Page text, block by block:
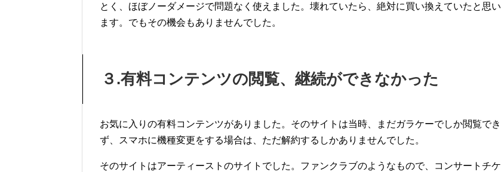
とく、ほぼノーダメージで問題なく使えました。壊れていたら、絶対に買い換えていたと思い
ます。でもその機会もありませんでした。
３ .有料コンテンツの閲覧、継続ができなかった
お気に入りの有料コンテンツがありました。そのサイトは当時、まだガラケーでしか閲覧でき
ず、スマホに機種変更をする場合は、ただ解約するしかありませんでした。
そのサイトはアーティーストのサイトでした。ファンクラブのようなもので、コンサートチケ